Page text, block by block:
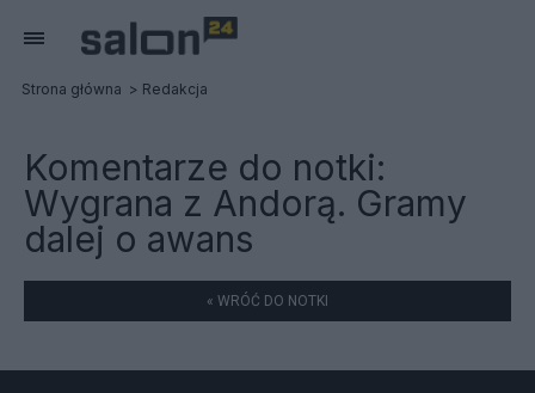
Strona główna Redakcja
Komentarze do notki:
Wygrana z Andorą. Gramy
dalej o awans
« WRÓĆ DO NOTKI